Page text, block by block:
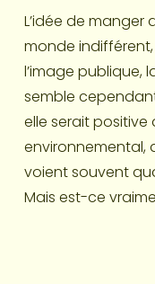
L’idée de manger
monde
l’image publique,
semble
elle serait positive
environnemental,
voient souvent
Mais est-ce